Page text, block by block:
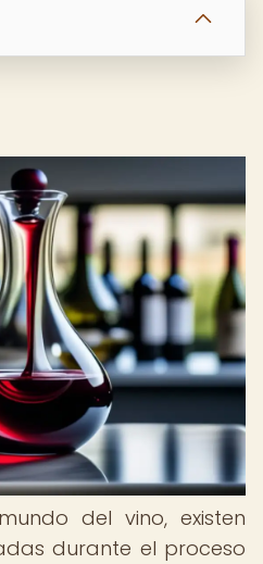
del vino, existen
durante el proceso